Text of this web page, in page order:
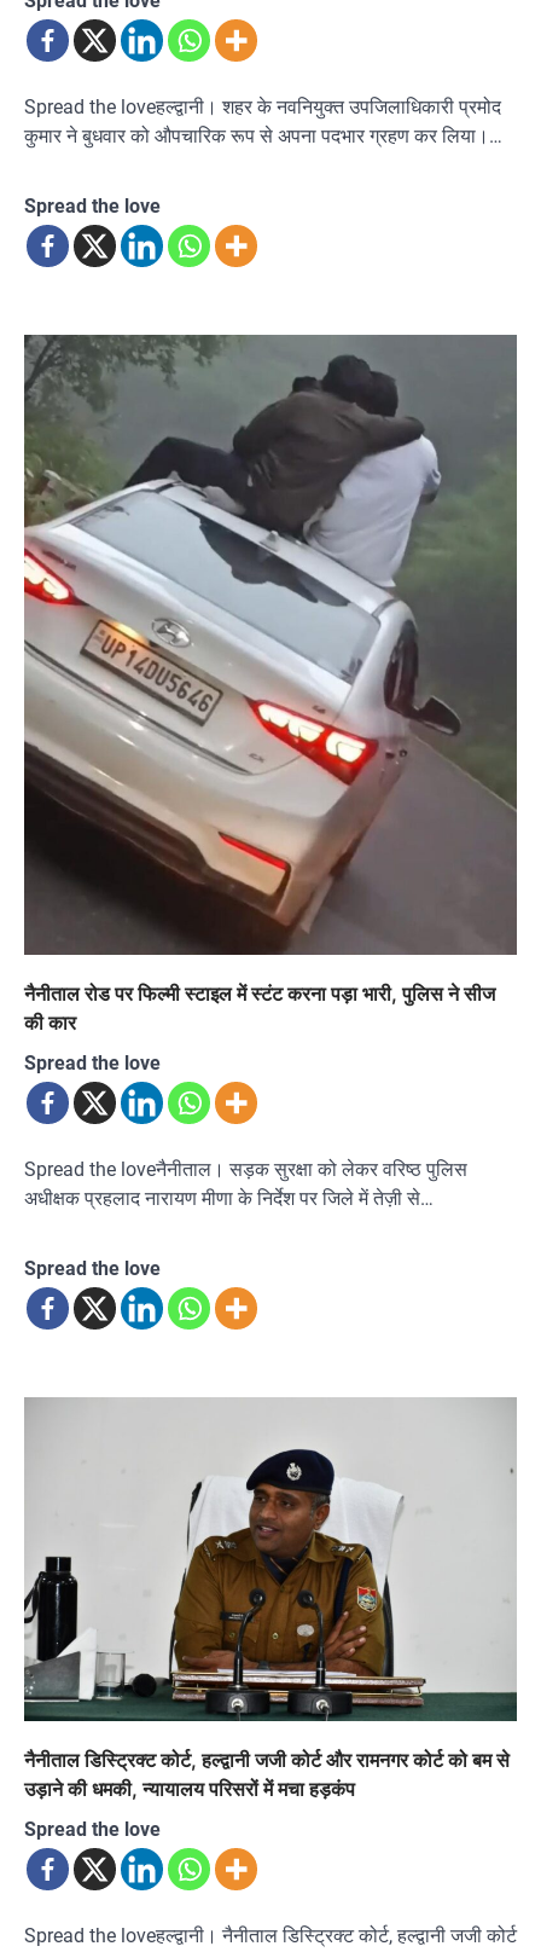
Spread the loveहल्द्वानी। शहर के नवनियुक्त उपजिलाधिकारी प्रमोद
कुमार ने बुधवार को औपचारिक रूप से अपना पदभार ग्रहण कर लिया।…
Spread the love
नैनीताल रोड पर फिल्मी स्टाइल में स्टंट करना पड़ा भारी, पुलिस ने सीज
की कार
Spread the love
Spread the loveनैनीताल। सड़क सुरक्षा को लेकर वरिष्ठ पुलिस
अधीक्षक प्रहलाद नारायण मीणा के निर्देश पर जिले में तेज़ी से…
Spread the love
नैनीताल डिस्ट्रिक्ट कोर्ट, हल्द्वानी जजी कोर्ट और रामनगर कोर्ट को बम से
उड़ाने की धमकी, न्यायालय परिसरों में मचा हड़कंप
Spread the love
Spread the loveहल्द्वानी। नैनीताल डिस्ट्रिक्ट कोर्ट, हल्द्वानी जजी कोर्ट